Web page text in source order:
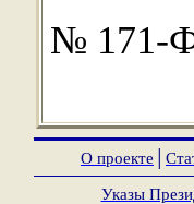
№ 171-
О проекте
Указы